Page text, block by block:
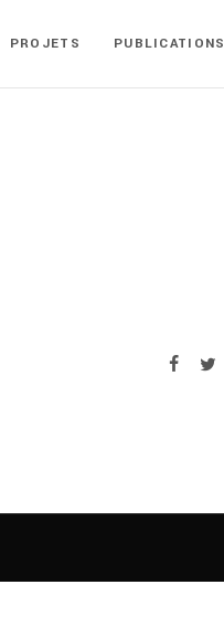
PROJETS PUBLICATIONS